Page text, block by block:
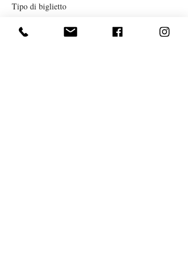
Tipo di biglietto
MARZO